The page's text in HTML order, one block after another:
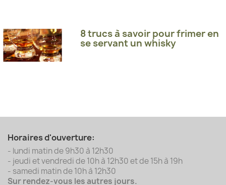
8 trucs à savoir pour frimer en
se servant un whisky
Horaires d'ouverture:
- lundi matin de 9h30 à 12h30
- jeudi et vendredi de 10h à 12h30 et de 15h à 19h
- samedi matin de 10h à 12h30
Sur rendez-vous les autres jours.